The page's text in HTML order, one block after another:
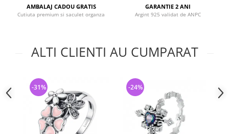
AMBALAJ CADOU GRATIS
Cutiuta premium si saculet organza
GARANTIE 2 ANI
Argint 925 validat de ANPC
ALTI CLIENTI AU CUMPARAT
-31% -24%